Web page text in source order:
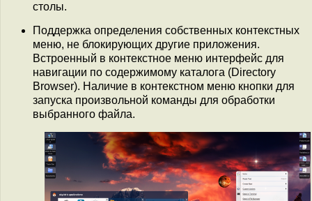
столы.
Поддержка определения собственных контекстных
меню, не блокирующих другие приложения.
Встроенный в контекстное меню интерфейс для
навигации по содержимому каталога (Directory
Browser). Наличие в контекстном меню кнопки для
запуска произвольной команды для обработки
выбранного файла.